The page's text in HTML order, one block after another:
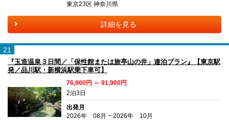
東京23区 神奈川県
詳細を見る
21
『玉造温泉３日間／「保性館または旅亭山の井」連泊プラン』【東京駅
発／品川駅・新横浜駅乗下車可】
76,900円 ～ 91,900円
2泊3日
出発月
2026年 08月 ~ 2026年 10月